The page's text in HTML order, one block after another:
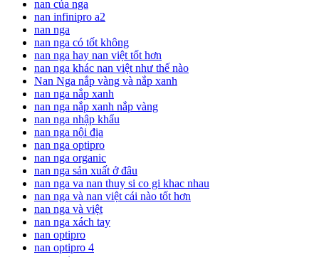
nan của nga
nan infinipro a2
nan nga
nan nga có tốt không
nan nga hay nan việt tốt hơn
nan nga khác nan việt như thế nào
Nan Nga nắp vàng và nắp xanh
nan nga nắp xanh
nan nga nắp xanh nắp vàng
nan nga nhập khẩu
nan nga nội địa
nan nga optipro
nan nga organic
nan nga sản xuất ở đâu
nan nga va nan thuy si co gi khac nhau
nan nga và nan việt cái nào tốt hơn
nan nga và việt
nan nga xách tay
nan optipro
nan optipro 4